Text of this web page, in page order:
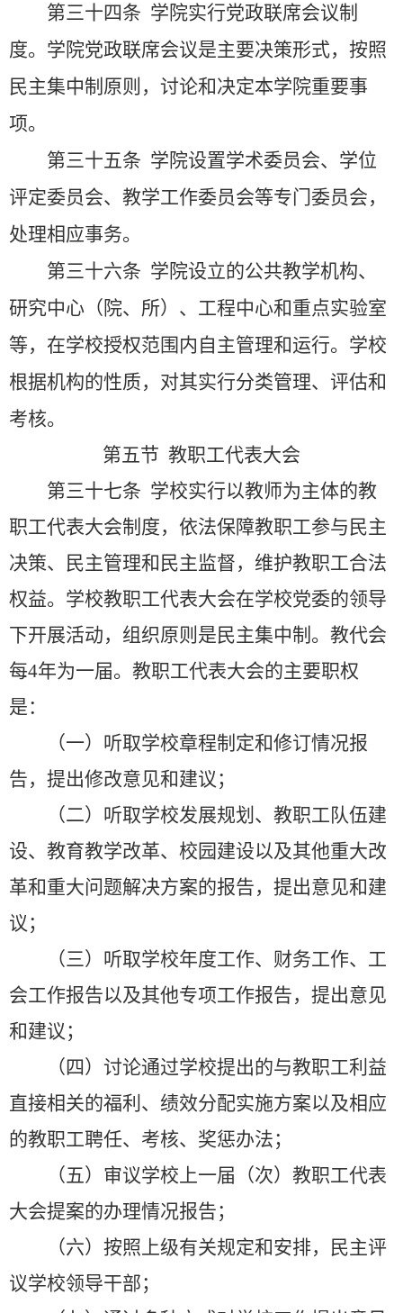
第三十四条 学院实行党政联席会议制
度。学院党政联席会议是主要决策形式，按照
民主集中制原则，讨论和决定本学院重要事
项。
第三十五条 学院设置学术委员会、学位
评定委员会、教学工作委员会等专门委员会，
处理相应事务。
第三十六条 学院设立的公共教学机构、
研究中心（院、所）、工程中心和重点实验室
等，在学校授权范围内自主管理和运行。学校
根据机构的性质，对其实行分类管理、评估和
考核。
第五节 教职工代表大会
第三十七条 学校实行以教师为主体的教
职工代表大会制度，依法保障教职工参与民主
决策、民主管理和民主监督，维护教职工合法
权益。学校教职工代表大会在学校党委的领导
下开展活动，组织原则是民主集中制。教代会
每4年为一届。教职工代表大会的主要职权
是：
（一）听取学校章程制定和修订情况报
告，提出修改意见和建议；
（二）听取学校发展规划、教职工队伍建
设、教育教学改革、校园建设以及其他重大改
革和重大问题解决方案的报告，提出意见和建
议；
（三）听取学校年度工作、财务工作、工
会工作报告以及其他专项工作报告，提出意见
和建议；
（四）讨论通过学校提出的与教职工利益
直接相关的福利、绩效分配实施方案以及相应
的教职工聘任、考核、奖惩办法；
（五）审议学校上一届（次）教职工代表
大会提案的办理情况报告；
（六）按照上级有关规定和安排，民主评
议学校领导干部；